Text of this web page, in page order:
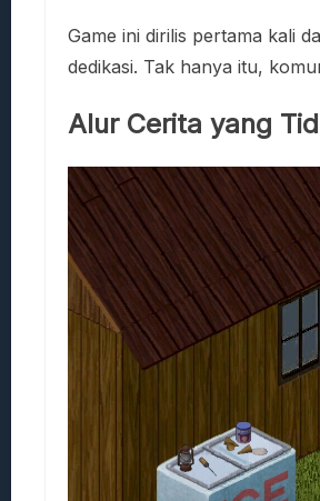
Game ini dirilis pertama kali
dedikasi. Tak hanya itu,
Alur Cerita yang